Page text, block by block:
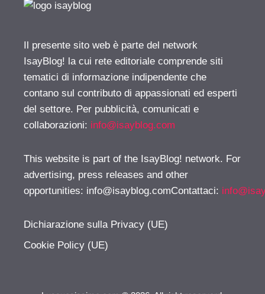
Il presente sito web è parte del network
IsayBlog! la cui rete editoriale comprende siti
tematici di informazione indipendente che
contano sul contributo di appassionati ed esperti
del settore. Per pubblicità, comunicati e
collaborazioni: info@isayblog.com
This website is part of the IsayBlog! network. For
advertising, press releases and other
opportunities: info@isayblog.comContattaci:
Dichiarazione sulla Privacy (UE)
Cookie Policy (UE)